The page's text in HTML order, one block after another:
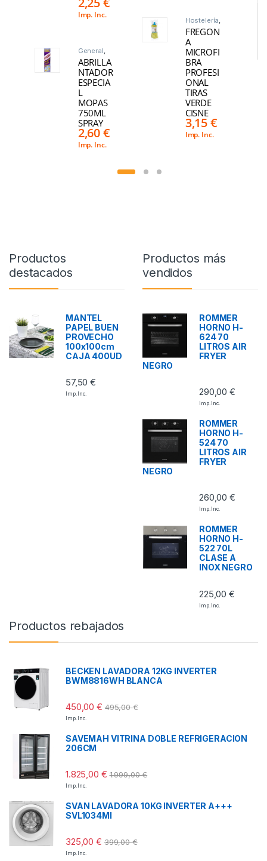
Imp. Inc.
General
Limpieza,
Sin
categoria,
Suelo,
Superficie
s
ABRILLA
NTADOR
ESPECIA
L
MOPAS
750ML
SPRAY
2,60€
Imp. Inc.
Hostelería
Suelo
FREGON
A
MICROFI
BRA
PROFESI
ONAL
TIRAS
VERDE
CISNE
3,15€
Imp. Inc.
Productos
destacados
MANTEL
PAPEL BUEN
PROVECHO
100x100cm
CAJA 400UD
57,50€
Imp. Inc.
Productos más
vendidos
ROMMER
HORNO H-
624 70
LITROS AIR
FRYER
NEGRO
290,00€
Imp. Inc.
ROMMER
HORNO H-
524 70
LITROS AIR
FRYER
NEGRO
260,00€
Imp. Inc.
ROMMER
HORNO H-
522 70L
CLASE A
INOX NEGRO
225,00€
Imp. Inc.
Productos rebajados
BECKEN LAVADORA 12KG INVERTER
BWM8816WH BLANCA
450,00€ 495,00€
Imp. Inc.
SAVEMAH VITRINA DOBLE REFRIGERACION
206CM
1.825,00 € 1.999,00€
Imp. Inc.
SVAN LAVADORA 10KG INVERTER A+++
SVL1034MI
325,00€ 399,00€
Imp. Inc.